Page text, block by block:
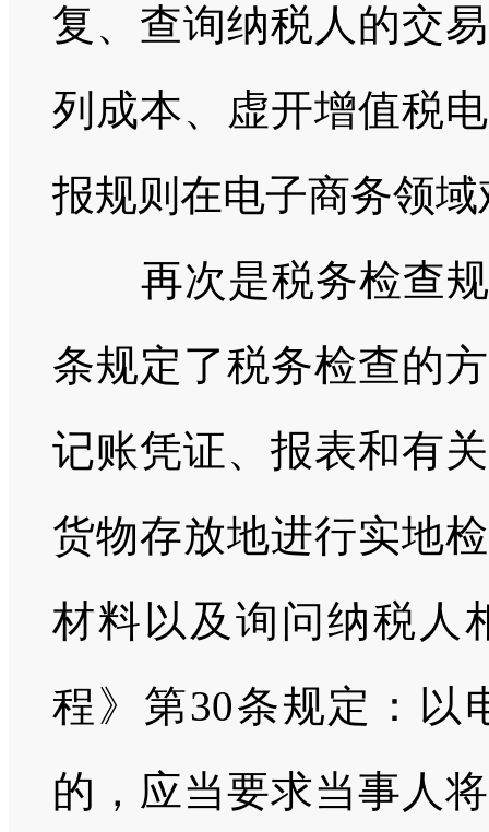
复、查询纳税人的交
列成本、虚开增值税
报规则在电子商务领
再次是税务检查
条规定了税务检查的
记账凭证、报表和有
货物存放地进行实地
材料以及询问纳税人
程》第30条规定：以
的，应当要求当事人